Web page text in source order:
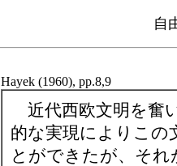
自
Hayek (1960), pp.8,9
近代西欧文明を奮
的な実現によりこの
とができたが、そ